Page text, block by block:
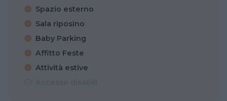
Spazio esterno
Sala riposino
Baby Parking
Affitto Feste
Attività estive